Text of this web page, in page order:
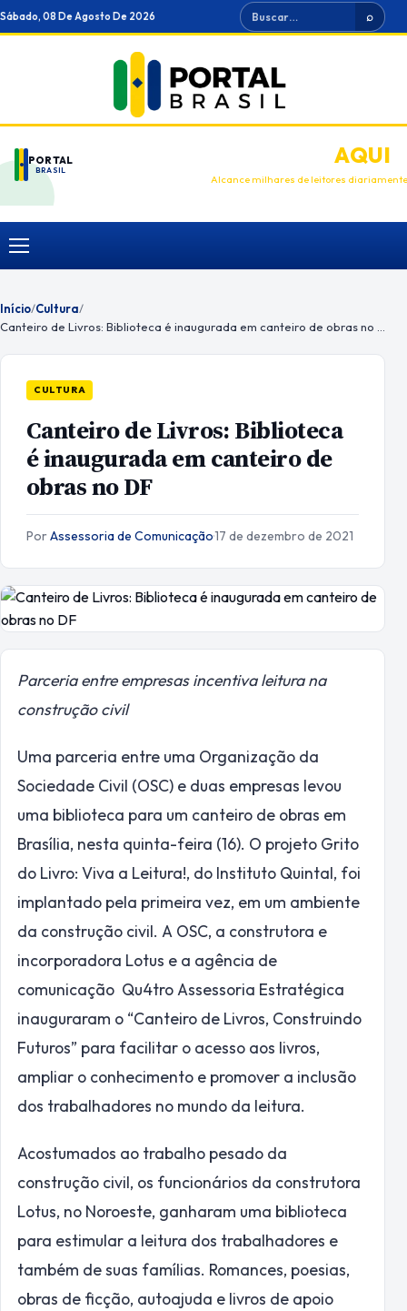
Ir
para
Sábado, 08 De Agosto De 2026 Buscar ⌕
PORTAL
BRASIL
ANUNCIEAQUI
Alcance milhares de leitores diariamente
Menu
Início/Cultura/
CULTURA
Canteiro de Livros: Biblioteca
é inaugurada em canteiro de
obras no DF
PorAssessoria de Comunicação·17 de dezembro de 2021
Parceria entre empresas incentiva leitura na
construção civil
Uma parceria entre uma Organização da
Sociedade Civil (OSC) e duas empresas levou
uma biblioteca para um canteiro de obras em
Brasília, nesta quinta-feira (16). O projeto Grito
do Livro: Viva a Leitura!, do Instituto Quintal, foi
implantado pela primeira vez, em um ambiente
da construção civil. A OSC, a construtora e
incorporadora Lotus e a agência de
comunicação Qu4tro Assessoria Estratégica
inauguraram o “Canteiro de Livros, Construindo
Futuros” para facilitar o acesso aos livros,
ampliar o conhecimento e promover a inclusão
dos trabalhadores no mundo da leitura.
Acostumados ao trabalho pesado da
construção civil, os funcionários da construtora
Lotus, no Noroeste, ganharam uma biblioteca
para estimular a leitura dos trabalhadores e
também de suas famílias. Romances, poesias,
obras de ficção, autoajuda e livros de apoio